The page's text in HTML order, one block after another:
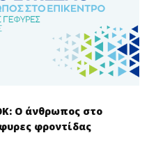
Ο άνθρωπος στο
φροντίδας